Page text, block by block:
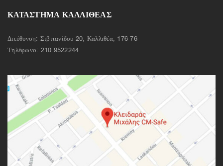
ΚΑΤΑΣΤΗΜΑ ΚΑΛΛΙΘΕΑΣ
Διεύθυνση: Σιβιτανίδου 20, Καλλιθέα, 176 76
Τηλέφωνο: 210 9522244